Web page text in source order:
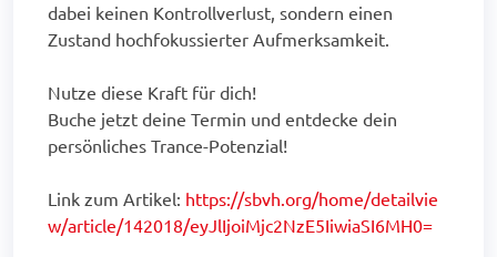
dabei keinen Kontrollverlust, sondern einen
Zustand hochfokussierter Aufmerksamkeit.
Nutze diese Kraft für dich!
Buche jetzt deine Termin und entdecke dein
persönliches Trance-Potenzial!
Link zum Artikel: https://sbvh.org/home/detailvie
w/article/142018/eyJlIjoiMjc2NzE5IiwiaSI6MH0=